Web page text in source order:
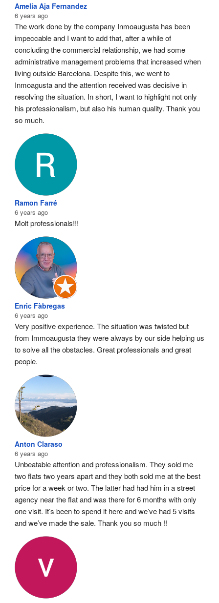
Amelia Aja Fernandez
6 years ago
The work done by the company Inmoaugusta has been
impeccable and I want to add that, after a while of
concluding the commercial relationship, we had some
administrative management problems that increased when
living outside Barcelona. Despite this, we went to
Inmoagusta and the attention received was decisive in
resolving the situation. In short, I want to highlight not only
his professionalism, but also his human quality. Thank you
so much.
Ramon Farré
6 years ago
Molt professionals!!!
Enric Fàbregas
6 years ago
Very positive experience. The situation was twisted but
from Immoaugusta they were always by our side helping us
to solve all the obstacles. Great professionals and great
people.
Anton Claraso
6 years ago
Unbeatable attention and professionalism. They sold me
two flats two years apart and they both sold me at the best
price for a week or two. The latter had had him in a street
agency near the flat and was there for 6 months with only
one visit. It’s been to spend it here and we’ve had 5 visits
and we’ve made the sale. Thank you so much !!